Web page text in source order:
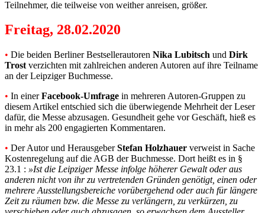
Teilnehmer, die teilweise von weither anreisen, größer.
Freitag, 28.02.2020
• Die beiden Berliner Bestsellerautoren Nika Lubitsch und Dirk
Trost verzichten mit zahlreichen anderen Autoren auf ihre Teilname
an der Leipziger Buchmesse.
• In einerFacebook-Umfrage in mehreren Autoren-Gruppen zu
diesem Artikel entschied sich die überwiegende Mehrheit der Leser
dafür, die Messe abzusagen. Gesundheit gehe vor Geschäft, hieß es
in mehr als 200 engagierten Kommentaren.
• Der Autor und HerausgeberStefan Holzhauer verweist in Sache
Kostenregelung auf die AGB der Buchmesse. Dort heißt es in §
23.1 : »Ist die Leipziger Messe infolge höherer Gewalt oder aus
anderen nicht von ihr zu vertretenden Gründen genötigt, einen oder
mehrere Ausstellungsbereiche vorübergehend oder auch für längere
Zeit zu räumen bzw. die Messe zu verlängern, zu verkürzen, zu